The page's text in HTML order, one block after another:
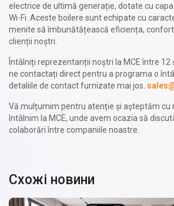
electrice de ultimă generație, dotate cu
Wi-Fi. Aceste boilere sunt echipate cu
menite să îmbunătățească eficiența,
clienții noștri.
Întâlniți reprezentanții noștri la MCE între 12
ne contactați direct pentru a programa o
detaliile de contact furnizate mai jos.
Vă mulțumim pentru atenție și așteptăm cu
întâlnim la MCE, unde avem ocazia să
colaborări între companiile noastre.
Схожі новини